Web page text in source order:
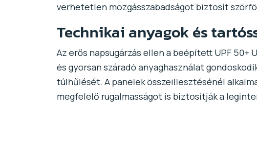
verhetetlen mozgásszabadságot biztosít
Technikai anyagok és
Az erős napsugárzás ellen a beépített UPF
és gyorsan száradó anyaghasználat
túlhűlését. A panelek összeillesztésénél
megfelelő rugalmasságot is biztosítják a